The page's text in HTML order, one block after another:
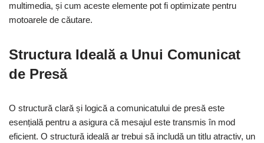
multimedia, și cum aceste elemente pot fi optimizate pentru
motoarele de căutare.
Structura Ideală a Unui Comunicat
de Presă
O structură clară și logică a comunicatului de presă este
esențială pentru a asigura că mesajul este transmis în mod
eficient. O structură ideală ar trebui să includă un titlu atractiv, un